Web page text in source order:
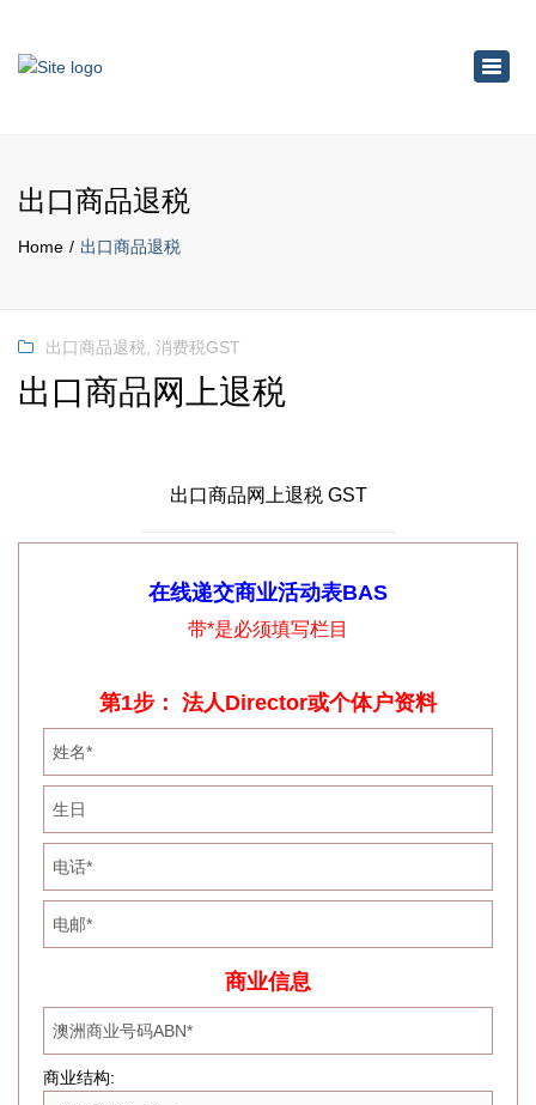
出口商品退税
Home 出口商品退税
出口商品退税 消费税GST
出口商品网上退税
出口商品网上退税 GST
在线递交商业活动表BAS
带*是必须填写栏目
第1步： 法人Director或个体户资料
商业信息
商业结构: